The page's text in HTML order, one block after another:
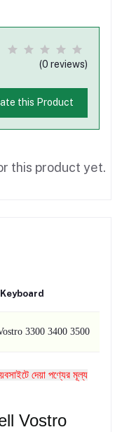
(0 reviews)
this Product
this product yet.
3300 3400 3500
দেয়া পণ্যের মূল্য
Vostro